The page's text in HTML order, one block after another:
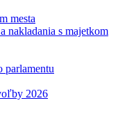
mesta
nakladania s majetkom
parlamentu
2026